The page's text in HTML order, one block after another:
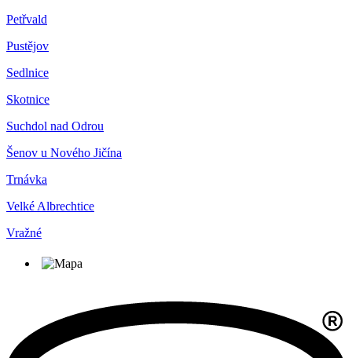
Petřvald
Pustějov
Sedlnice
Skotnice
Suchdol nad Odrou
Šenov u Nového Jičína
Trnávka
Velké Albrechtice
Vražné